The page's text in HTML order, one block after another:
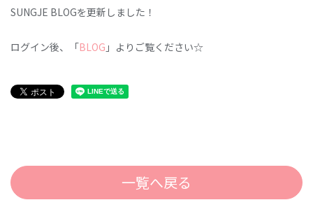
SUNGJE BLOGを更新しました！
ログイン後、「BLOG 」よりご覧ください☆
一覧へ戻る